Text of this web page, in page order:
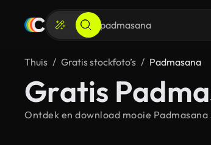
Thuis Gratis stockfoto’s Padmasana
Gratis
Ontdek en download mooie